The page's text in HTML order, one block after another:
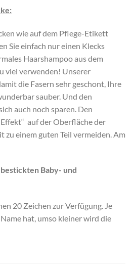
wie auf dem Pflege-Etikett
Sie einfach nur einen Klecks
Haarshampoo aus dem
viel verwenden! Unserer
die Fasern sehr geschont, Ihre
sauber. Und den
auch noch sparen. Den
auf der Oberfläche der
zu einem guten Teil vermeiden. Am
Baby- und
20 Zeichen zur Verfügung. Je
hat, umso kleiner wird die